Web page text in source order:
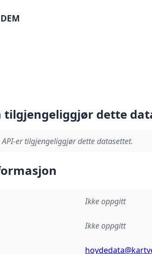
tilgjengeliggjør dette
er tilgjengeliggjør dette datasettet.
Ikke oppgitt
Ikke oppgitt